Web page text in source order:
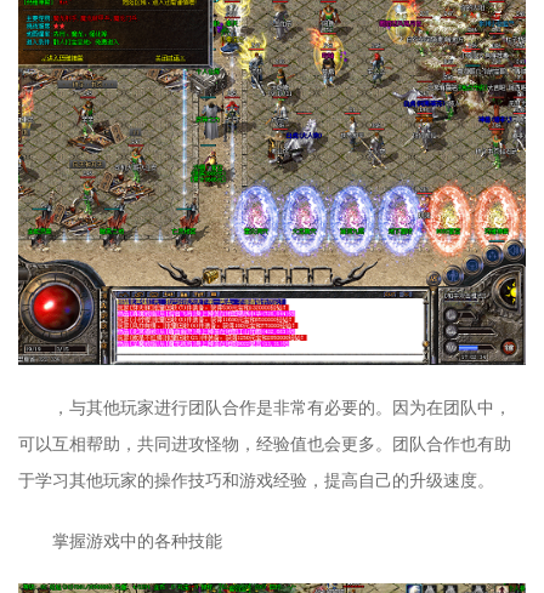
，与其他玩家进行团队合作是非常有必要的。因为在团队中，
可以互相帮助，共同进攻怪物，经验值也会更多。团队合作也有助
于学习其他玩家的操作技巧和游戏经验，提高自己的升级速度。
掌握游戏中的各种技能